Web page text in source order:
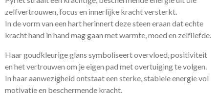
zelfvertrouwen, focus en innerlijke kracht versterkt.
In de vorm van een hart herinnert deze steen eraan dat echte
kracht hand in hand mag gaan met warmte, moed en zelfliefde.
Haar goudkleurige glans symboliseert overvloed, positiviteit
en het vertrouwen om je eigen pad met overtuiging te volgen.
In haar aanwezigheid ontstaat een sterke, stabiele energie vol
motivatie en beschermende kracht.